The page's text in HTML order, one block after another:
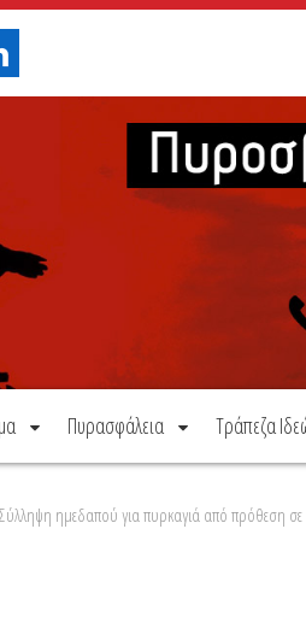
Πυρασφάλεια Τράπεζα
Σύλληψη ημεδαπού για πυρκαγιά από πρόθεση σε